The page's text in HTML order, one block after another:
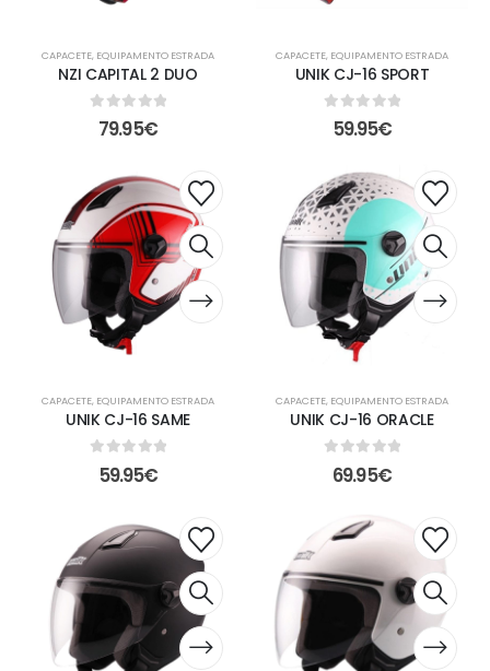
CAPACETE, EQUIPAMENTO ESTRADA
NZI CAPITAL 2 DUO
out of 5
79.95€
CAPACETE, EQUIPAMENTO ESTRADA
UNIK CJ-16 SPORT
out of 5
59.95€
CAPACETE, EQUIPAMENTO ESTRADA
UNIK CJ-16 SAME
out of 5
59.95€
CAPACETE, EQUIPAMENTO ESTRADA
UNIK CJ-16 ORACLE
out of 5
69.95€